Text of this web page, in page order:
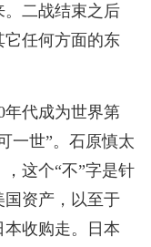
。二战结束之后
它任何方面的东
年代成为世界第
一世”。石原慎太
这个“不”字是针
国资产，以至于
收购走。日本